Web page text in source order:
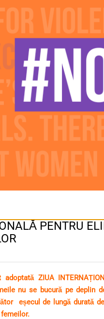
PENTRU
ZIUA
nu se bucură pe deplin
eșecul de lungă durată